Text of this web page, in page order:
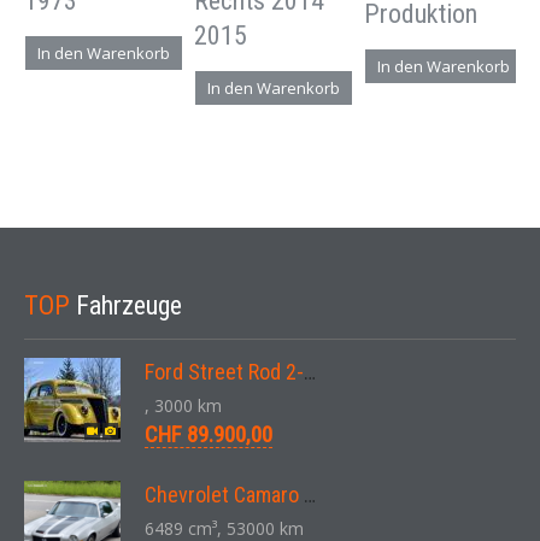
In den Warenkorb
2015
In den Warenkorb
Produktion
In den Warenkorb
TOP Fahrzeuge
Ford Street Rod 2-Door V8 Aut. 1937
, 3000 km
CHF 89.900,00
Chevrolet Camaro SS 396 LS3 Coupe Aut. 1971
6489 cm³, 53000 km